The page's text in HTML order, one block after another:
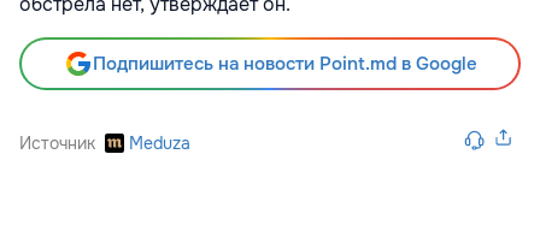
Подпишитесь на новости Point.md в Google
Источник Meduza